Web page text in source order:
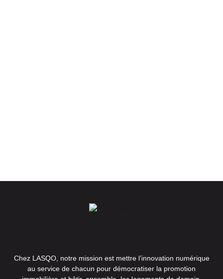
Chez LASQO, notre mission est mettre l’innovation numérique
au service de chacun pour démocratiser la promotion